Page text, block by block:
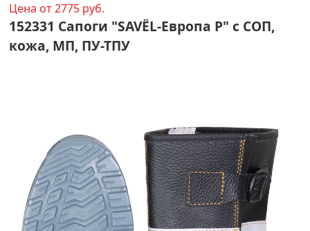
Цена от 2775 руб.
152331 Сапоги "SAVЁL-Европа Р" с СОП,
кожа, МП, ПУ-ТПУ